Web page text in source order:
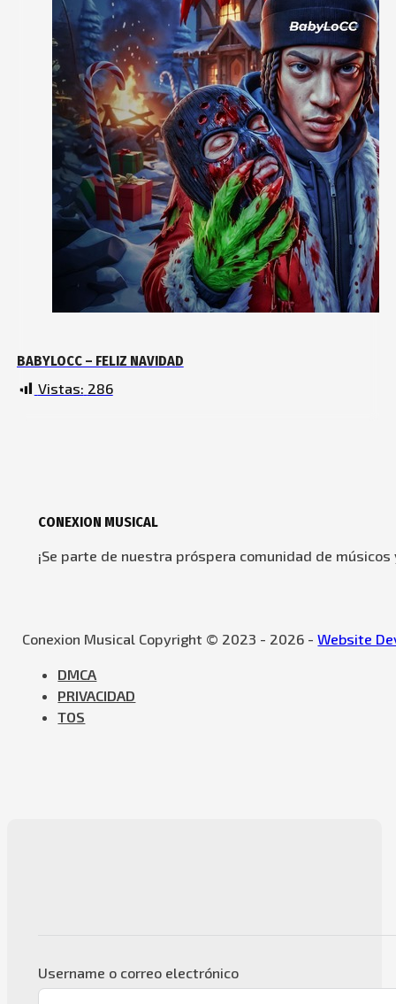
BABYLOCC – FELIZ NAVIDAD
Vistas: 286
CONEXION MUSICAL
¡Se parte de nuestra próspera comunidad de
Conexion Musical Copyright © 2023 - 2026 -Website
DMCA
PRIVACIDAD
TOS
Username o correo electrónico